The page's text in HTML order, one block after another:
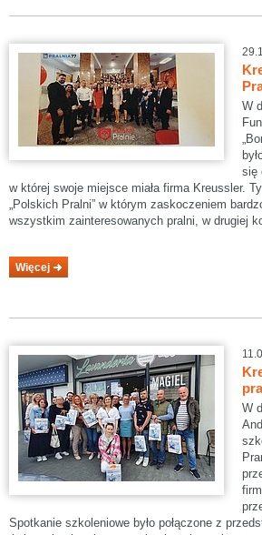
W
się
w której swoje miejsce miała firma Kreussler.
„Polskich Pralni” w którym zaskoczeniem
wszystkim zainteresowanych pralni, w drugiej
Więcej
W
Spotkanie szkoleniowe było połączone z